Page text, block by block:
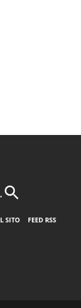
SITO
FEED RSS